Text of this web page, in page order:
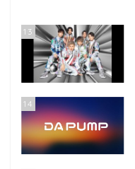
13
14